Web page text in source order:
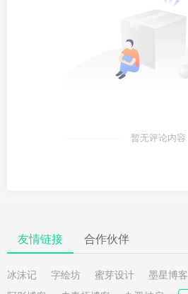
暂无评论内容
友情链接 合作伙伴
冰沫记 字绘坊 蜜芽设计 墨星博客